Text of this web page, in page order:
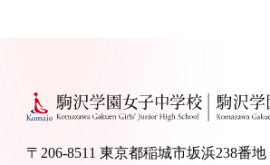
〒206-8511 東京都稲城市坂浜238番地